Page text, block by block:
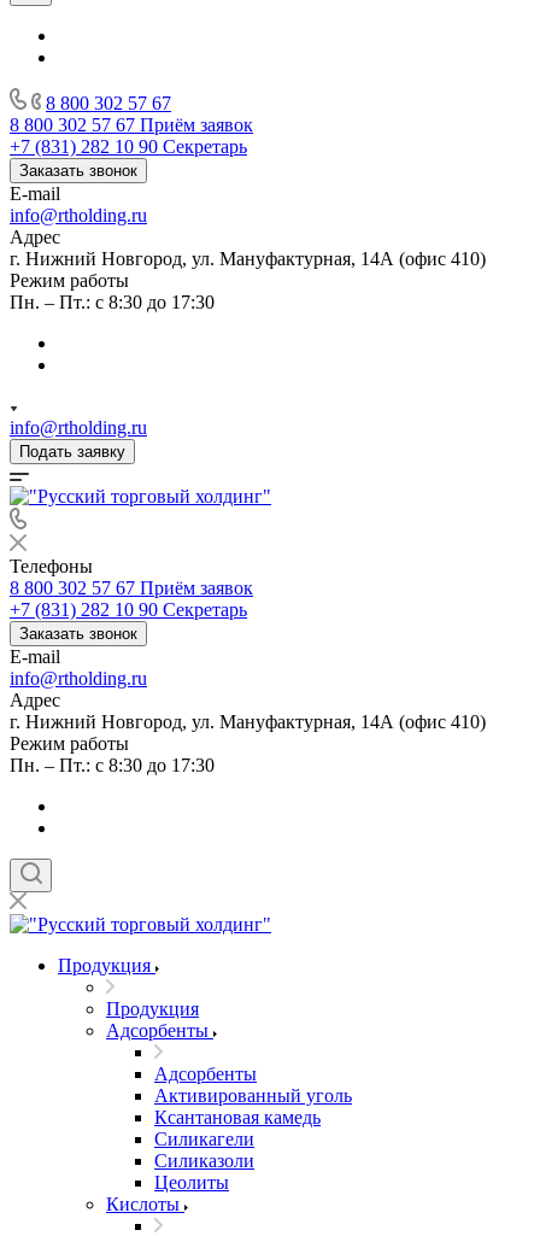
8 800 302 57 67
8 800 302 57 67 Приём заявок
+7 (831) 282 10 90 Секретарь
Заказать звонок
E-mail
info@rtholding.ru
Адрес
г. Нижний Новгород, ул. Мануфактурная, 14А (офис 410)
Режим работы
Пн. – Пт.: с 8:30 до 17:30
info@rtholding.ru
Подать заявку
Телефоны
8 800 302 57 67 Приём заявок
+7 (831) 282 10 90 Секретарь
Заказать звонок
E-mail
info@rtholding.ru
Адрес
г. Нижний Новгород, ул. Мануфактурная, 14А (офис 410)
Режим работы
Пн. – Пт.: с 8:30 до 17:30
Продукция
Продукция
Адсорбенты
Адсорбенты
Активированный уголь
Ксантановая камедь
Силикагели
Силиказоли
Цеолиты
Кислоты